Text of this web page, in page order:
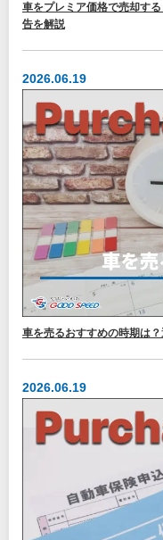
車をプレミア価格で売却す
告を解説
2026.06.19
車を売るおすすめの時期は
2026.06.19